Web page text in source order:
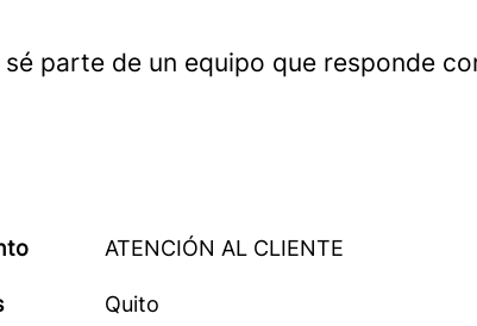
parte de un equipo que responde
ATENCIÓN AL CLIENTE
Quito